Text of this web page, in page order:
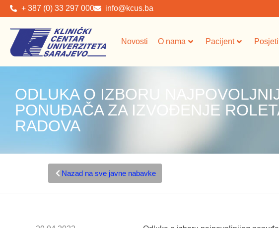
+ 387 (0) 33 297 000 info@kcus.ba
Novosti O nama Pacijent
ODLUKA O IZBORU
PONUĐAČA ZA IZVOĐENJE
RADOVA
Nazad na sve javne nabavke